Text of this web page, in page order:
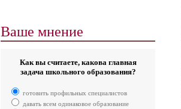
Ваше мнение
Как вы считаете, какова главная
задача школьного образования?
готовить профильных специалистов
давать всем одинаковое образование